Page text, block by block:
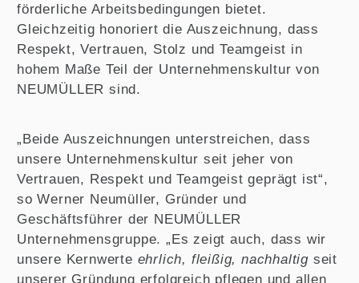
förderliche Arbeitsbedingungen bietet.
Gleichzeitig honoriert die Auszeichnung, dass
Respekt, Vertrauen, Stolz und Teamgeist in
hohem Maße Teil der Unternehmenskultur von
NEUMÜLLER sind.
„Beide Auszeichnungen unterstreichen, dass
unsere Unternehmenskultur seit jeher von
Vertrauen, Respekt und Teamgeist geprägt ist“,
so Werner Neumüller, Gründer und
Geschäftsführer der NEUMÜLLER
Unternehmensgruppe. „Es zeigt auch, dass wir
unsere Kernwerte ehrlich, fleißig, nachhaltig seit
unserer Gründung erfolgreich pflegen und allen